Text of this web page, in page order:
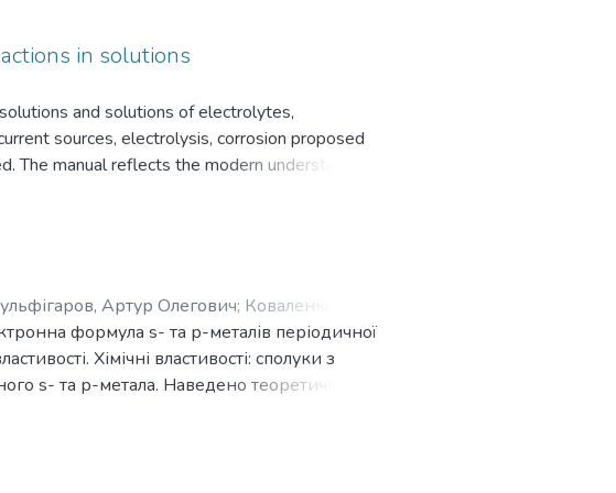
що стосуються даного розділу, та
довідкові дані, необхідні для
in solutions
and solutions of electrolytes,
sources, electrolysis, corrosion proposed
manual reflects the modern understanding
in reactions. Special attention is paid to the
materials.
Артур Олегович; Коваленко,
формула s- та р-металів періодичної
Хімічні властивості: сполуки з
s- та р-метала. Наведено теоретичні
посібник призначений для здобувачів
інших природничих спеціальностей